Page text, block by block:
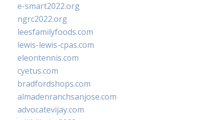
e-smart2022.org
ngrc2022.org
leesfamilyfoods.com
lewis-lewis-cpas.com
eleontennis.com
cyetus.com
bradfordshops.com
almadenranchsanjose.com
advocatevijay.com